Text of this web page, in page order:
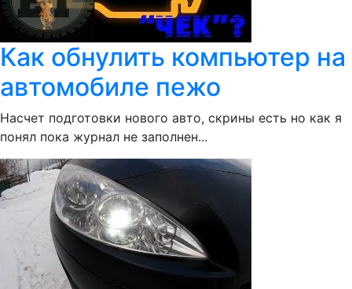
Как обнулить компьютер на
автомобиле пежо
Насчет подготовки нового авто, скрины есть но как я
понял пока журнал не заполнен...